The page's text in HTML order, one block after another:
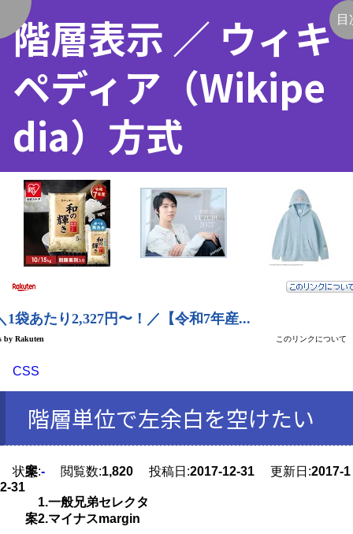
階層表示 ／ ウィキ
ペディア（Wikipe
dia）方式
CSS
目
階層単位で左余白を空けたい
状態:- 閲覧数:1,820 投稿日:2017-12-31 更新日:2017-1
2-31
案
1.一般兄弟セレクタ
案2.マイナスmargin